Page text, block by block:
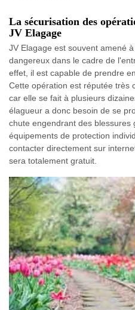
La sécurisation des
JV Elagage
JV Elagage est souvent amené
dangereux dans le cadre de
effet, il est capable de prendre
Cette opération est réputée très
car elle se fait à plusieurs
élagueur a donc besoin de se
chute engendrant des
équipements de protection
contacter directement sur
sera totalement gratuit.